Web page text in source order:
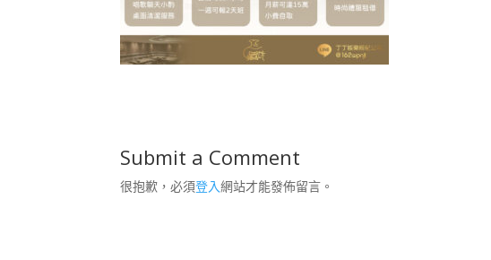
Submit a Comment
很抱歉，必須登入網站才能發佈留言。